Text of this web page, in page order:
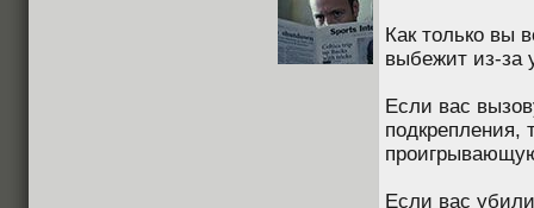
Как только вы
выбежит из-за
Если вас
подкрепления,
Если вас